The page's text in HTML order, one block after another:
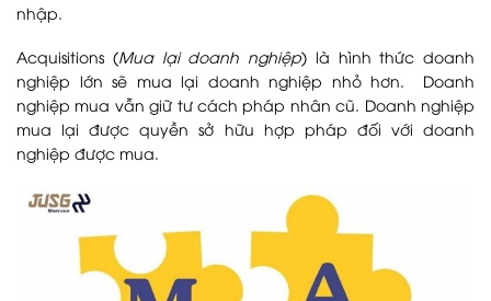
nhập.
Acquisitions (Mua lại doanh nghiệp) là hình thức doanh
nghiệp lớn sẽ mua lại doanh nghiệp nhỏ hơn. Doanh
nghiệp mua vẫn giữ tư cách pháp nhân cũ. Doanh nghiệp
mua lại được quyền sở hữu hợp pháp đối với doanh
nghiệp được mua.